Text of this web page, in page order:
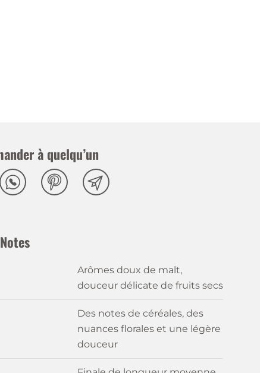
à quelqu’un
Arômes doux de malt,
douceur délicate de fruits secs
Des notes de céréales, des
nuances florales et une légère
douceur